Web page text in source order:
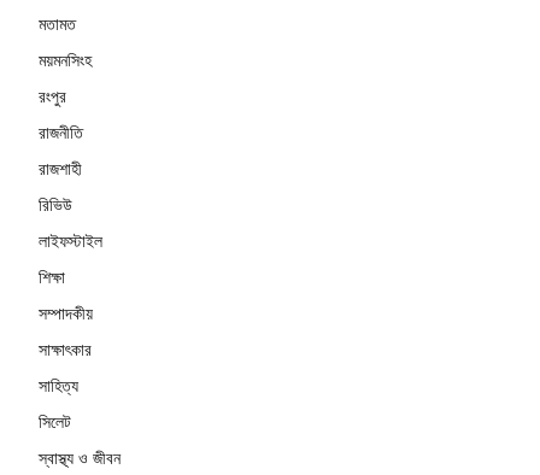
মতামত
ময়মনসিংহ
রংপুর
রাজনীতি
রাজশাহী
রিভিউ
লাইফস্টাইল
শিক্ষা
সম্পাদকীয়
সাক্ষাৎকার
সাহিত্য
সিলেট
স্বাস্থ্য ও জীবন